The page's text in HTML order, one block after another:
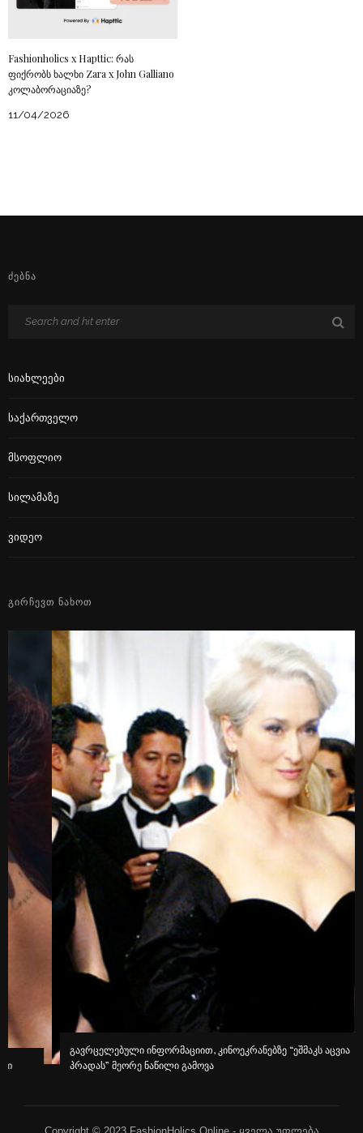
Fashionholics x Hapttic: რას
ფიქრობს ხალხი Zara x John Galliano
კოლაბორაციაზე?
11/04/2026
ᲫᲔᲑᲜᲐ
Სიახლეები
Საქართველო
Მსოფლიო
Სილამაზე
Ვიდეო
ᲒᲘᲠᲩᲔᲕᲗ ᲜᲐᲮᲝᲗ
გავრცელებული ინფორმაციით, კინოეკრანებზე “ეშმაკს აცვია
პრადას” მეორე ნაწილი გამოვა